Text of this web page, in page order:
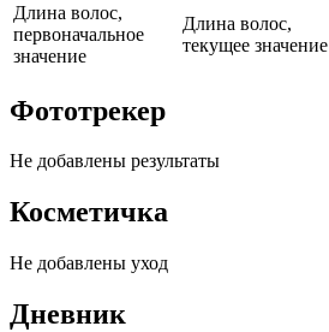
Длина волос,
первоначальное
значение
Длина волос,
текущее значение
Фототрекер
Не добавлены результаты
Косметичка
Не добавлены уход
Дневник